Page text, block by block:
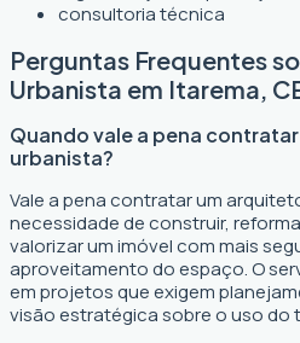
consultoria técnica
Perguntas Frequentes
Urbanista em Itarema,
Quando vale a pena
urbanista?
Vale a pena contratar um
necessidade de construir,
valorizar um imóvel com mais
aproveitamento do espaço. O
em projetos que exigem
visão estratégica sobre o uso do